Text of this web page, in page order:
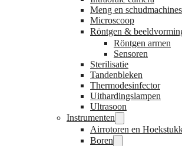
Meng en schudmachines
Microscoop
Röntgen &
Röntgen armen
Sensoren
Sterilisatie
Tandenbleken
Thermodesinfector
Uithardingslampen
Ultrasoon
Instrumenten
Airrotoren en
Boren